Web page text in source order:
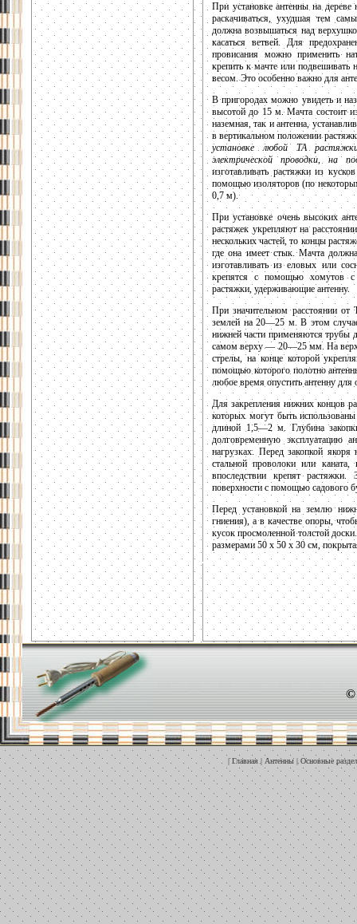
При установке антенны на
раскачиваться, ухудшая тем
должна возвышаться над
касаться ветвей. Для
провисания можно применить
крепить к мачте или подвешивать
весом. Это особенно важно для
В пригородах можно увидеть и
высотой до 15 м. Мачта состоит
наземная, так и антенна,
в вертикальном положении
установке любой ТА
электрической проводки, на
изготавливать растяжки из
помощью изоляторов (по
0,7 м).
При установке очень высоких
растяжек укрепляют на
нескольких частей, то концы
где она имеет стык. Мачта
изготавливать из еловых или
крепятся с помощью хомутов с
растяжки, удерживающие антенну.
При значительном расстоянии от
землей на 20—25 м. В этом
нижней части применяются
самом верху — 20—25 мм. На
стрелы, на конце которой
помощью которого полотно
любое время опустить антенну для
Для закрепления нижних концов
которых могут быть
длиной 1,5—2 м. Глубина
долговременную эксплуатацию
нагрузках. Перед закопкой
стальной проволоки или
впоследствии крепят
поверхности с помощью садового
Перед установкой на землю
гниения), а в качестве опоры,
кусок просмоленной толстой
размерами 50 x 50 х 30 см,
|Главная | Антенны | Основные